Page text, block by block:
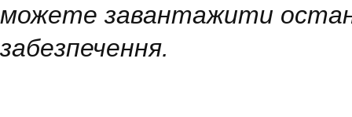
можете завантажити
забезпечення.